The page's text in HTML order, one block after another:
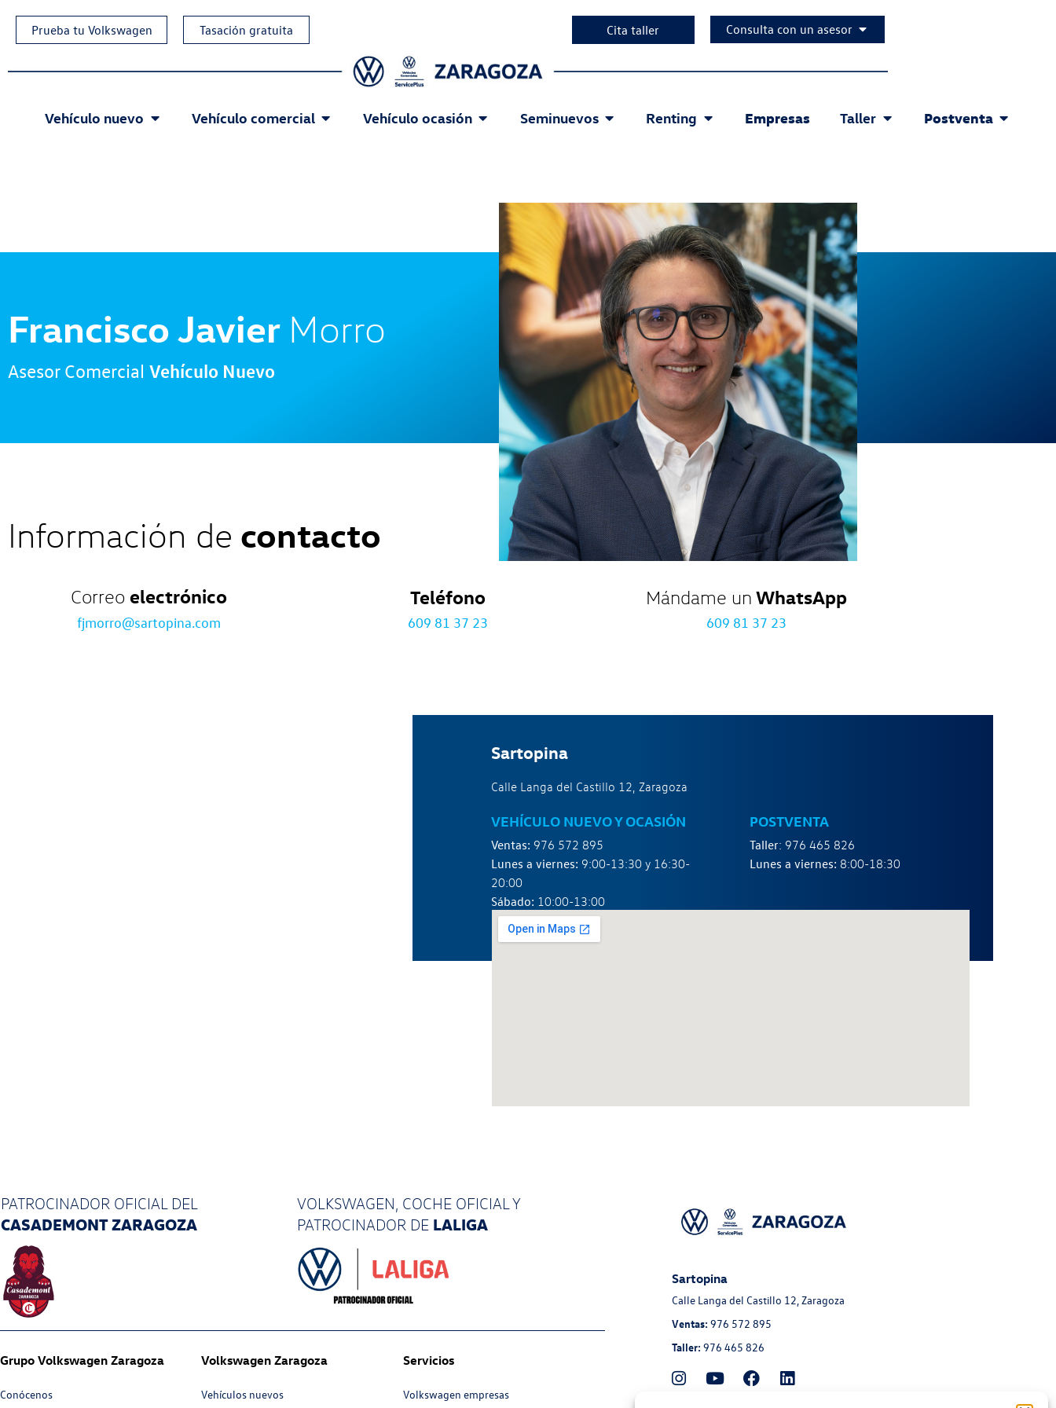
Prueba tu Volkswagen Tasación gratuita Cita taller Consulta con un asesor
Vehículo nuevo Vehículo comercial Vehículo ocasión Seminuevos Renting Empresas Taller Postventa
Francisco Javier Morro
Asesor Comercial Vehículo Nuevo
Información de contacto
Correo electrónico
fjmorro@sartopina.com
Teléfono
609 81 37 23
Mándame un WhatsApp
609 81 37 23
Sartopina
Calle Langa del Castillo 12, Zaragoza
VEHÍCULO NUEVO Y OCASIÓN
Ventas: 976 572 895
Lunes a viernes: 9:00-13:30 y 16:30-
20:00
Sábado: 10:00-13:00
POSTVENTA
Taller: 976 465 826
Lunes a viernes: 8:00-18:30
PATROCINADOR OFICIAL DEL
CASADEMONT ZARAGOZA
VOLKSWAGEN, COCHE OFICIAL Y
PATROCINADOR DE LALIGA
Grupo Volkswagen Zaragoza
Conócenos
Volkswagen Zaragoza
Vehículos nuevos
Servicios
Volkswagen empresas
Sartopina
Calle Langa del Castillo 12, Zaragoza
Ventas: 976 572 895
Taller: 976 465 826